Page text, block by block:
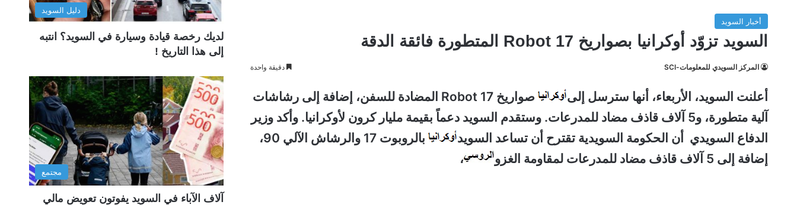
أخبار السويد
السويد تزوّد أوكرانيا بصواريخ Robot 17 المتطورة فائقة الدقة
المركز السويدي للمعلومات-SCI دقيقة واحدة
أعلنت السويد، الأربعاء، أنها سترسل إلى
صواريخ Robot 17 المضادة للسفن، إضافة إلى رشاشات
آلية متطورة، و5 آلاف قاذف مضاد للمدرعات. وستقدم السويد دعماً بقيمة مليار كرون لأوكرانيا. وأكد وزير
الدفاع السويدي أن الحكومة السويدية تقترح أن تساعد السويد
بالروبوت 17 والرشاش الآلي 90،
إضافة إلى 5 آلاف قاذف مضاد للمدرعات لمقاومة الغزو
،
دليل السويد
لديك رخصة قيادة وسيارة في السويد؟ انتبه
إلى هذا التاريخ !
مجتمع
آلاف الآباء في السويد يفوتون تعويض مالي